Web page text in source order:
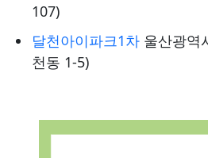
107)
달천아이파크1차 울산광역
천동 1-5)